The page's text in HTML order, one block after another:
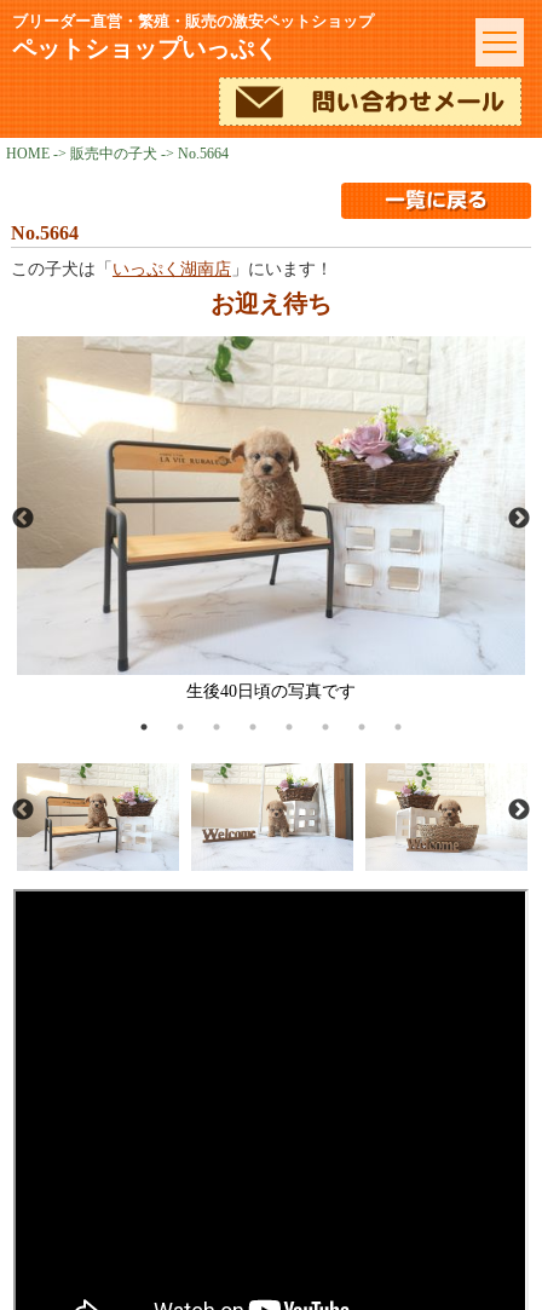
ブリーダー直営・繁殖・販売の激安ペットショップ
ペットショップいっぷく
HOME -> 販売中の子犬 -> No.5664
No.5664
この子犬は「 いっぷく湖南店」にいます！
お迎え待ち
生後40日頃の写真です